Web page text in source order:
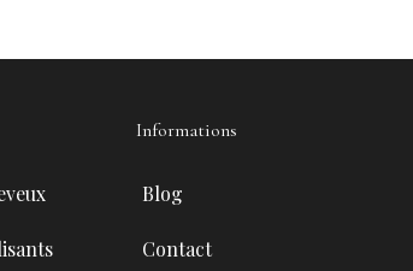
Informations
Blog
Contact